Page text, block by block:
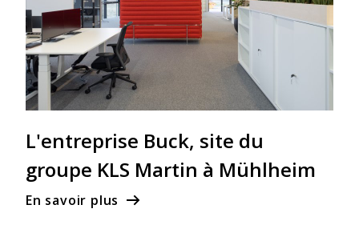
L'entreprise Buck, site du
groupe KLS Martin à Mühlheim
En savoir plus